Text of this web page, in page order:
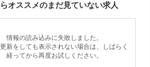
オススメのまだ見ていない求人
情報の読み込みに失敗しました。
新をしても表示されない場合は、しばらく
経ってから再度お試しください。